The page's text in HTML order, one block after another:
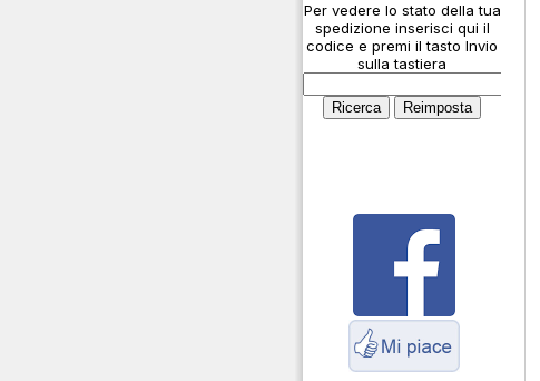
Cosa è l' ADS-B
Montaggio connettori
Parliamo di antenne e
cavi
Per vedere lo stato della tua
spedizione inserisci qui il
codice e premi il tasto Invio
sulla tastiera